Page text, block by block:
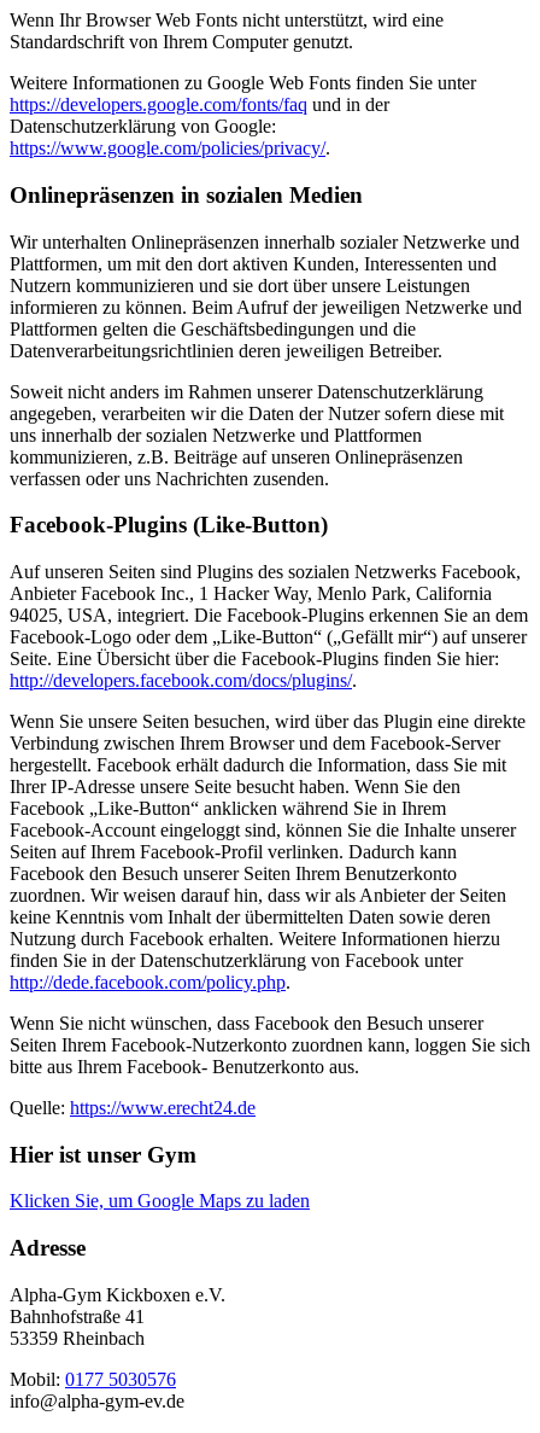
Wenn Ihr Browser Web Fonts nicht unterstützt, wird eine
Standardschrift von Ihrem Computer genutzt.
Weitere Informationen zu Google Web Fonts finden Sie unter
https://developers.google.com/fonts/faq und in der
Datenschutzerklärung von Google:
https://www.google.com/policies/privacy/.
Onlinepräsenzen in sozialen Medien
Wir unterhalten Onlinepräsenzen innerhalb sozialer Netzwerke und
Plattformen, um mit den dort aktiven Kunden, Interessenten und
Nutzern kommunizieren und sie dort über unsere Leistungen
informieren zu können. Beim Aufruf der jeweiligen Netzwerke und
Plattformen gelten die Geschäftsbedingungen und die
Datenverarbeitungsrichtlinien deren jeweiligen Betreiber.
Soweit nicht anders im Rahmen unserer Datenschutzerklärung
angegeben, verarbeiten wir die Daten der Nutzer sofern diese mit
uns innerhalb der sozialen Netzwerke und Plattformen
kommunizieren, z.B. Beiträge auf unseren Onlinepräsenzen
verfassen oder uns Nachrichten zusenden.
Facebook-Plugins (Like-Button)
Auf unseren Seiten sind Plugins des sozialen Netzwerks Facebook,
Anbieter Facebook Inc., 1 Hacker Way, Menlo Park, California
94025, USA, integriert. Die Facebook-Plugins erkennen Sie an dem
Facebook-Logo oder dem „Like-Button“ („Gefällt mir“) auf unserer
Seite. Eine Übersicht über die Facebook-Plugins finden Sie hier:
http://developers.facebook.com/docs/plugins/.
Wenn Sie unsere Seiten besuchen, wird über das Plugin eine direkte
Verbindung zwischen Ihrem Browser und dem Facebook-Server
hergestellt. Facebook erhält dadurch die Information, dass Sie mit
Ihrer IP-Adresse unsere Seite besucht haben. Wenn Sie den
Facebook „Like-Button“ anklicken während Sie in Ihrem
Facebook-Account eingeloggt sind, können Sie die Inhalte unserer
Seiten auf Ihrem Facebook-Profil verlinken. Dadurch kann
Facebook den Besuch unserer Seiten Ihrem Benutzerkonto
zuordnen. Wir weisen darauf hin, dass wir als Anbieter der Seiten
keine Kenntnis vom Inhalt der übermittelten Daten sowie deren
Nutzung durch Facebook erhalten. Weitere Informationen hierzu
finden Sie in der Datenschutzerklärung von Facebook unter
http://dede.facebook.com/policy.php.
Wenn Sie nicht wünschen, dass Facebook den Besuch unserer
Seiten Ihrem Facebook-Nutzerkonto zuordnen kann, loggen Sie sich
bitte aus Ihrem Facebook- Benutzerkonto aus.
Quelle: https://www.erecht24.de
Hier ist unser Gym
Klicken Sie, um Google Maps zu laden
Adresse
Alpha-Gym Kickboxen e.V.
Bahnhofstraße 41
53359 Rheinbach
Mobil: 0177 5030576
info@alpha-gym-ev.de